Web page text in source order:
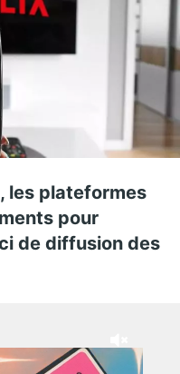
les plateformes
pour
de diffusion des